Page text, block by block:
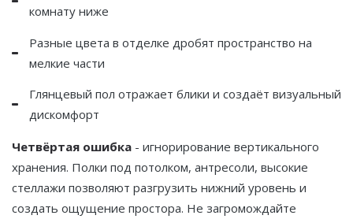
комнату ниже
Разные цвета в отделке дробят пространство на
мелкие части
Глянцевый пол отражает блики и создаёт визуальный
дискомфорт
Четвёртая ошибка - игнорирование вертикального
хранения. Полки под потолком, антресоли, высокие
стеллажи позволяют разгрузить нижний уровень и
создать ощущение простора. Не загромождайте